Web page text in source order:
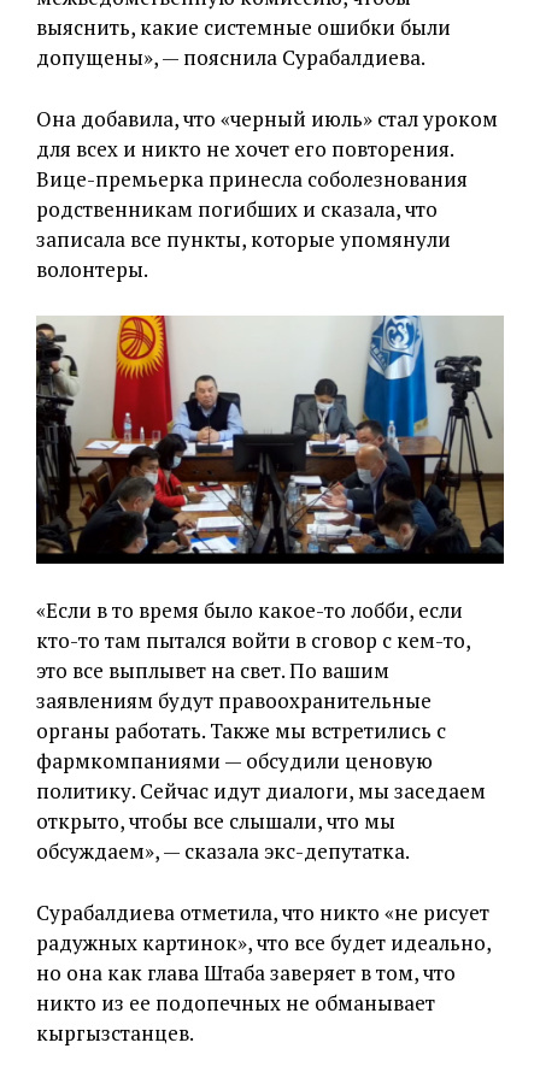
выяснить, какие системные ошибки были
допущены», — пояснила Сурабалдиева.
Она добавила, что «черный июль» стал уроком
для всех и никто не хочет его повторения.
Вице-премьерка принесла соболезнования
родственникам погибших и сказала, что
записала все пункты, которые упомянули
волонтеры.
«Если в то время было какое-то лобби, если
кто-то там пытался войти в сговор с кем-то,
это все выплывет на свет. По вашим
заявлениям будут правоохранительные
органы работать. Также мы встретились с
фармкомпаниями — обсудили ценовую
политику. Сейчас идут диалоги, мы заседаем
открыто, чтобы все слышали, что мы
обсуждаем», — сказала экс-депутатка.
Сурабалдиева отметила, что никто «не рисует
радужных картинок», что все будет идеально,
но она как глава Штаба заверяет в том, что
никто из ее подопечных не обманывает
кыргызстанцев.